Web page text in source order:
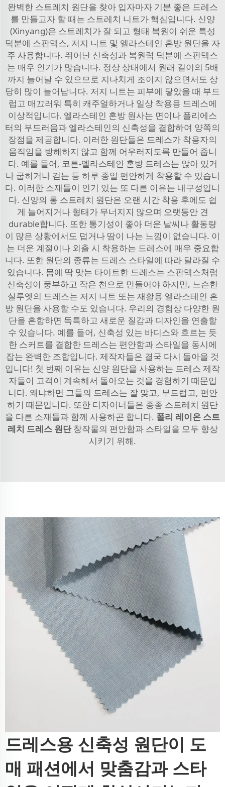
완벽한 스트레치 원단을 찾아 입자마자 기분 좋은 드레스
를 만들고자 할 때는 스트레치 니트가 핵심입니다. 신양
(Xinyang)은 스트레치가 잘 되고 형태 복원이 쉬운 특성
덕분에 스판덱스, 저지 니트 및 엘라스테인 혼방 원단을 자
주 사용합니다. 뛰어난 신축성과 복원력 덕분에 스판덱스
는 매우 인기가 많습니다. 정상 상태에서 원래 길이의 5배
까지 늘어날 수 있으므로 지나치게 조이지 않으면서도 상
당히 많이 늘어납니다. 저지 니트는 피부에 닿았을 때 부드
럽고 매끄러워 특히 캐주얼하거나 일상 착용용 드레스에
이상적입니다. 엘라스테인 혼방 원사는 면이나 폴리에스
터의 부드러움과 엘라스테인의 신축성을 결합하여 양쪽의
장점을 제공합니다. 이러한 원단들은 드레스가 착용자의
움직임을 방해하지 않고 함께 어우러지도록 만들어 줍니
다. 예를 들어, 코튼-엘라스테인 혼방 드레스는 앉아 있거
나 굽히거나 걷는 등 하루 종일 편안하게 착용할 수 있습니
다. 이러한 소재들이 인기 있는 또 다른 이유는 내구성입니
다. 신양의 롱 스트레치 원단은 오랜 시간 착용 후에도 쉽
게 늘어지거나 형태가 무너지지 않으며 오랫동안 견
durable합니다. 또한 통기성이 좋아 더운 날씨나 활동량
이 많은 상황에서도 덥거나 땀이 나는 느낌이 없습니다. 이
는 더운 계절이나 외출 시 착용하는 드레스에 매우 중요합
니다. 또한 원단의 종류는 드레스 스타일에 따라 달라질 수
있습니다. 몸에 딱 맞는 타이트한 드레스는 스판덱스처럼
신축성이 풍부하고 작은 천으로 만들어야 하지만, 느슨한
실루엣의 드레스는 저지 니트 또는 재활용 엘라스테인 혼
방 원단을 사용할 수도 있습니다. 우리의 경험상 다양한 원
단을 혼합하면 독특하고 새로운 질감과 디자인을 연출할
수 있습니다. 예를 들어, 신축성 있는 바디스와 흐르는 듯
한 스커트를 결합한 드레스는 편안함과 스타일을 동시에
잡는 완벽한 조합입니다. 제작자들은 결국 다시 돌아올 것
입니다! 첫 번째 이유는 신양 원단을 사용하는 드레스 제작
자들이 고객이 계속해서 돌아오는 것을 경험하기 때문입
니다. 왜냐하면 그들의 드레스는 잘 맞고, 부드럽고, 편안
하기 때문입니다. 또한 디자이너들은 종종 스트레치 원단
을 다른 소재들과 함께 사용하곤 합니다. 폴리 레이온 스트
레치 드레스 원단창작물의 편안함과 스타일을 모두 향상
시키기 위해.
드레스용 신축성 원단이 도
매 패션에서 맞춤감과 스타